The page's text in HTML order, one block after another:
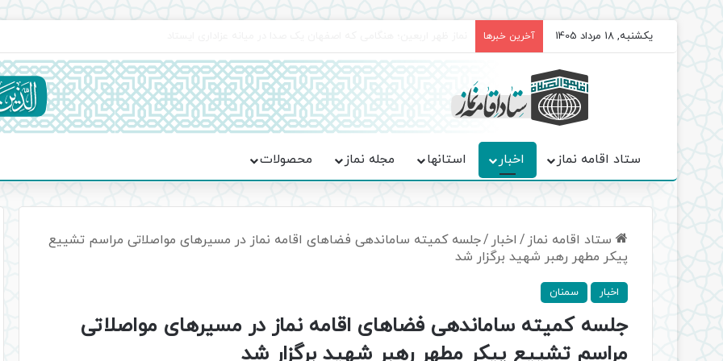
یکشنبه, 18 مرداد 1405 آخرین خبرها
ستاد اقامه نماز اخبار استانها مجله نماز محصولات
ستاد اقامه نماز / اخبار /جلسه کمیته ساماندهی فضاهای اقامه نماز در مسیرهای مواصلاتی مراسم تشییع
پیکر مطهر رهبر شهید برگزار شد
اخبار سمنان
جلسه کمیته ساماندهی فضاهای اقامه نماز در مسیرهای مواصلاتی
مراسم تشییع پیکر مطهر رهبر شهید برگزار شد